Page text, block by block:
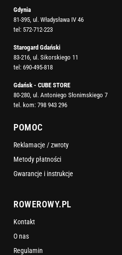
Gdynia
81-395, ul. Władysława IV 46
tel: 572-712-223
Starogard Gdański
83-216, ul. Sikorskiego 11
tel: 690-495-818
Gdańsk - CUBE STORE
80-280, ul. Antoniego Słonimskiego 7
tel. kom: 798 943 296
POMOC
Reklamacje / zwroty
Metody płatności
Gwarancje i instrukcje
ROWEROWY.PL
Kontakt
O nas
Regulamin